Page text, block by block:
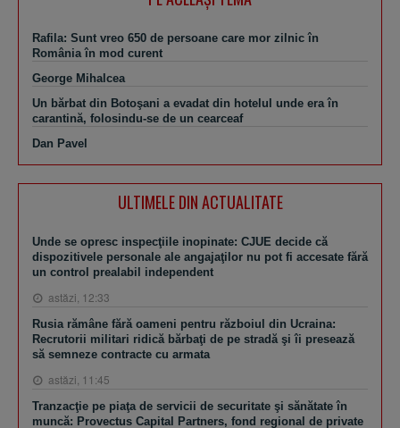
Rafila: Sunt vreo 650 de persoane care mor zilnic în
România în mod curent
George Mihalcea
Un bărbat din Botoşani a evadat din hotelul unde era în
carantină, folosindu-se de un cearceaf
Dan Pavel
ULTIMELE DIN ACTUALITATE
Unde se opresc inspecţiile inopinate: CJUE decide că
dispozitivele personale ale angajaţilor nu pot fi accesate fără
un control prealabil independent
astăzi, 12:33
Rusia rămâne fără oameni pentru războiul din Ucraina:
Recrutorii militari ridică bărbaţi de pe stradă şi îi presează
să semneze contracte cu armata
astăzi, 11:45
Tranzacţie pe piaţa de servicii de securitate şi sănătate în
muncă: Provectus Capital Partners, fond regional de private